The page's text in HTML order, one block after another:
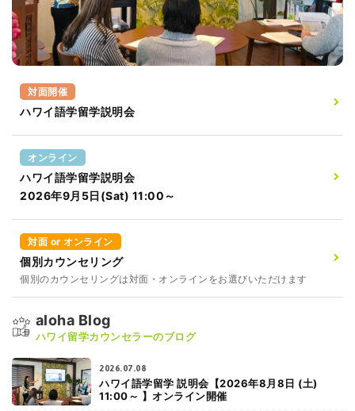
対面開催
ハワイ語学留学説明会
オンライン
ハワイ語学留学説明会
2026年9月5日(Sat) 11:00～
対面 or オンライン
個別カウンセリング
個別のカウンセリングは対面・オンラインをお選びいただけます
aloha Blog
ハワイ留学カウンセラーのブログ
2026.07.08
ハワイ語学留学 説明会【2026年8月8日 (土)
11:00～ 】オンライン開催